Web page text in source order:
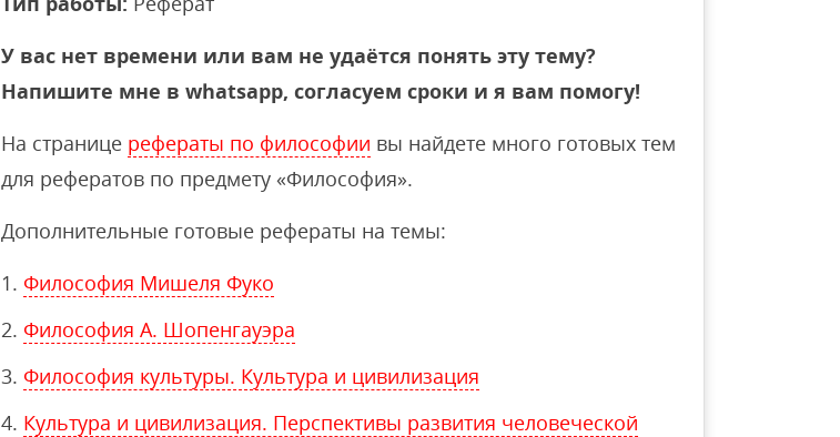
У вас нет времени или вам не удаётся понять эту тему?
Напишите мне в whatsapp, согласуем сроки и я вам помогу!
На странице рефераты по философии вы найдете много готовых тем
для рефератов по предмету «Философия».
Дополнительные готовые рефераты на темы:
Философия Мишеля Фуко
Философия А. Шопенгауэра
Философия культуры. Культура и цивилизация
Культура и цивилизация. Перспективы развития человеческой